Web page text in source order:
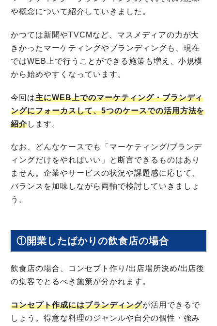
や概念について紹介していきました。
かつては新聞やTVCMなど、マスメディアの力が大
きかったマーケティングやブランディングも、現在
ではWEB上で行うことができる施策も増え、小規模
から始めやすくなっています。
今回は主にWEB上でのマーケティング・ブランディ
ングにフォーカスして、5つのケースでの活用方法を
紹介します。
なお、どんなケースでも「マーケティング/ブランデ
ィングだけをやればいい」と断言できるものはあり
ません。企業やサービスの状況や課題感に応じて、
バランスを加味しながら両軸で検討していきましょ
う。
①開業したばかりの飲食店の場合
飲食店の場合、コンセプト作り/出店場所決め/出店後
の集客でとるべき施策が分かれます。
コンセプト作成にはブランディングが活用できるで
しょう。得意な料理のジャンルや自分の個性・強み